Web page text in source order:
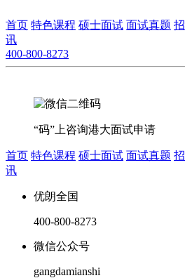
首页 特色课程 硕士面试 面试真题
讯
400-800-8273
“码”上咨询港大面试申请
首页 特色课程 硕士面试 面试真题
讯
优朗全国
400-800-8273
微信公众号
gangdamianshi